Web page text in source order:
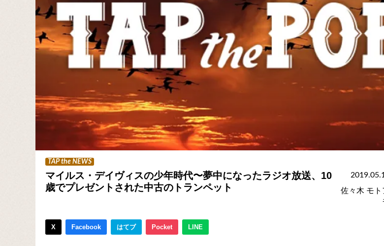
TAP the NEWS
マイルス・デイヴィスの少年時代〜夢中になったラジオ放送、10
歳でプレゼントされた中古のトランペット
佐々木 モト
X Facebook はてブ Pocket LINE